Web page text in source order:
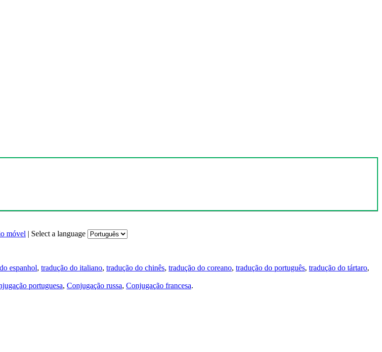
móvel | Select a language
espanhol, tradução do italiano, tradução do chinês, tradução do coreano, tradução do português, tradução do tártaro,
portuguesa, Conjugação russa, Conjugação francesa.